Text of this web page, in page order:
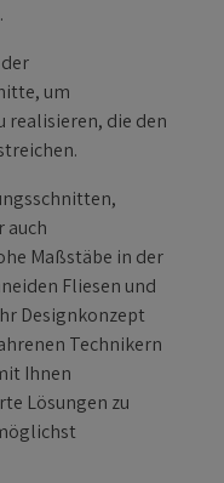
um
realisieren, die den
auch
Maßstäbe in der
Fliesen und
Designkonzept
Technikern
Ihnen
Lösungen zu